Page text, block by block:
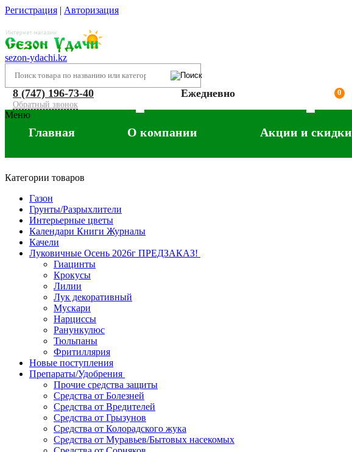
Регистрация | Авторизация
sezon-ydachi.kz
8 (747) 196-73-40
Обратный звонок
Ежедневно 0
Меню
Главная О компании Акции и скидки
Категории товаров
Газон
Грунты/Разрыхлители
Интерьерные цветы
Календари Книги Журналы
Качели
Луковичные Осень 2026г ПРЕДЗАКАЗ!
Гиацинты
Крокусы
Лилии
Лук декоративный
Мускари
Нарциссы
Ранункулюс
Тюльпаны
Фритиллярия
Новые поступления
Препараты/Удобрения
Прочие средства защиты
Средства от Болезней
Средства от Вредителей
Средства от Грызунов
Средства от Колорадского жука
Средства от Муравьев/Бытовых насекомых